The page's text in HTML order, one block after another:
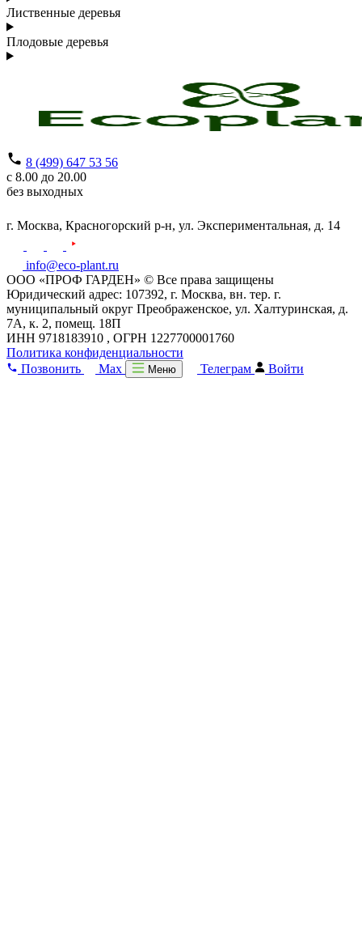
Лиственные деревья
Плодовые деревья
8 (499) 647 53 56
с 8.00 до 20.00
без выходных
г. Москва, Красногорский р-н, ул. Экспериментальная, д. 14
info@eco-plant.ru
ООО «ПРОФ ГАРДЕН» © Все права защищены
Юридический адрес: 107392, г. Москва, вн. тер. г.
муниципальный округ Преображенское, ул. Халтуринская, д.
7А, к. 2, помещ. 18П
ИНН 9718183910 , ОГРН 1227700001760
Политика конфиденциальности
Позвонить
Max Меню Телеграм Войти